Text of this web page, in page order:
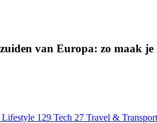
van Europa: zo maak
Lifestyle 129 Tech 27 Travel & Transport